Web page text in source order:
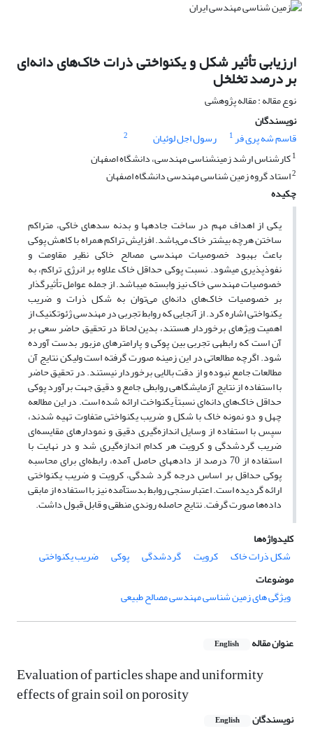
ارزیابی تأثیر شکل و یکنواختی ذرات خاک‌های دانه‌ای
بر درصد تخلخل
نوع مقاله : مقاله پژوهشی
نویسندگان
قاسم شه­ پری­ فر1 رسول اجل لوئیان
2
1کارشناس ارشد زمین­شناسی مهندسی، دانشگاه اصفهان
2استاد گروه زمین شناسی مهندسی دانشگاه اصفهان
چکیده
یکی از اهداف مهم در ساخت جاده­ها و بدنه سدهای خاکی، متراکم
ساختن هرچه بیشتر خاک می‌باشد. افزایش تراکم همراه با کاهش پوکی
باعث بهبود خصوصیات مهندسی مصالح خاکی نظیر مقاومت و
نفوذپذیری می­شود. نسبت پوکی حداقل خاک علاوه بر انرژی تراکم، به
خصوصیات مهندسی خاک نیز وابسته می­باشد. از جمله عوامل تأثیرگذار
بر خصوصیات خاک‌های دانه‌ای می‌توان به شکل ذرات و ضریب
یکنواختی اشاره کرد. از آنجایی که روابط تجربی در مهندسی ژئوتکنیک از
اهمیت ویژه­ای برخوردار هستند، بدین لحاظ در تحقیق حاضر سعی بر
آن است که رابطه­ی تجربی بین پوکی و پارامترهای مزبور بدست آورده
شود. اگرچه مطالعاتی در این زمینه صورت گرفته است ولیکن نتایج آن
مطالعات جامع نبوده و از دقت بالایی برخوردار نیستند. در تحقیق حاضر
با استفاده از نتایج آزمایشگاهی روابطی جامع و دقیق جهت برآورد پوکی
حداقل خاک‌های دانه‌ای نسبتاً یکنواخت ارائه شده است. در این مطالعه
چهل و دو نمونه خاک با شکل و ضریب یکنواختی متفاوت تهیه شدند،
سپس با استفاده از وسایل اندازه‌گیری دقیق و نمودارهای مقایسه‌ای
ضریب گردشدگی و کرویت هر کدام اندازه‌گیری شد و در نهایت با
استفاده از 70 درصد از داده­های حاصل آمده، رابطه‌ای برای محاسبه
پوکی حداقل بر اساس درجه گرد شدگی، کرویت و ضریب یکنواختی
ارائه گردیده است. اعتبارسنجی روابط بدست­آمده نیز با استفاده از مابقی
داده‌ها صورت گرفت. نتایج حاصله روندی منطقی و قابل قبول داشت.
کلیدواژه‌ها
شکل ذرات خاک
کرویت گردشدگی پوکی
ضریب یکنواختی
موضوعات
ویژگی های زمین شناسی مهندسی مصالح طبیعی
عنوان مقاله English
Evaluation of particles shape and uniformity
effects of grain soil on porosity
نویسندگان English